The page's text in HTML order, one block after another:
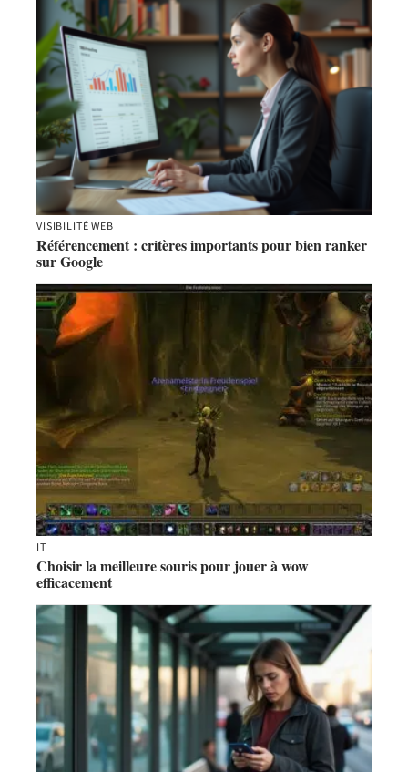
VISIBILITÉ WEB
Référencement : critères importants pour bien ranker
sur Google
IT
Choisir la meilleure souris pour jouer à wow
efficacement